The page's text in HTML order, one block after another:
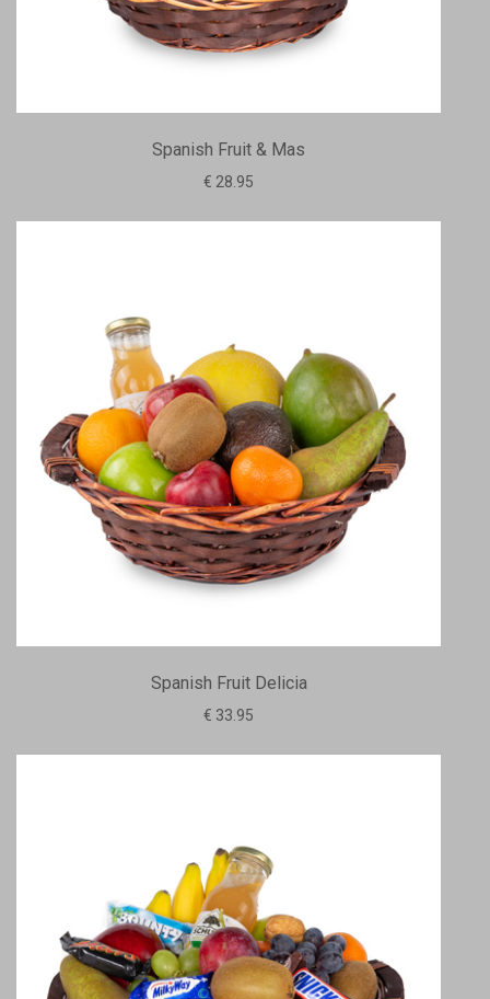
Spanish Fruit & Mas
€ 28.95
Spanish Fruit Delicia
€ 33.95